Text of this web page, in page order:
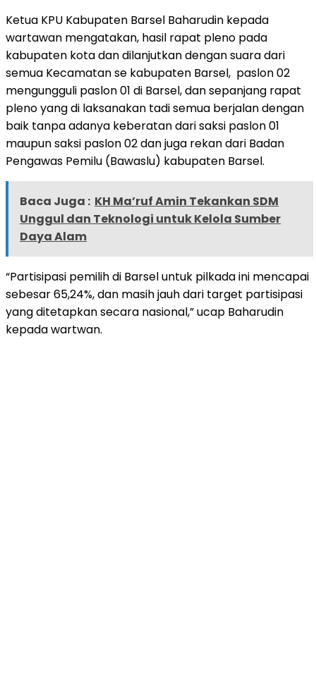
Ketua KPU Kabupaten Barsel Baharudin kepada
wartawan mengatakan, hasil rapat pleno pada
kabupaten kota dan dilanjutkan dengan suara dari
semua Kecamatan se kabupaten Barsel, paslon 02
mengungguli paslon 01 di Barsel, dan sepanjang rapat
pleno yang di laksanakan tadi semua berjalan dengan
baik tanpa adanya keberatan dari saksi paslon 01
maupun saksi paslon 02 dan juga rekan dari Badan
Pengawas Pemilu (Bawaslu) kabupaten Barsel.
Baca Juga : KH Ma’ruf Amin Tekankan SDM
Unggul dan Teknologi untuk Kelola Sumber
Daya Alam
“Partisipasi pemilih di Barsel untuk pilkada ini mencapai
sebesar 65,24%, dan masih jauh dari target partisipasi
yang ditetapkan secara nasional,” ucap Baharudin
kepada wartwan.